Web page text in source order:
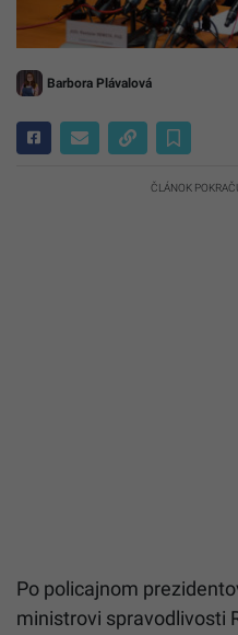
Barbora Plávalová
ČLÁNOK
Po policajnom
ministrovi spravodlivosti